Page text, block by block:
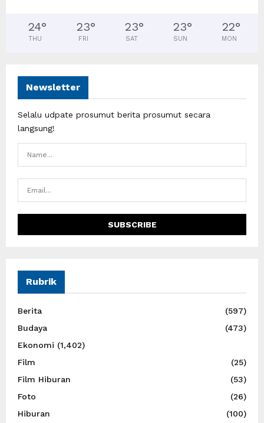
24°
THU
23°
FRI
23°
SAT
23°
SUN
22°
MON
Newsletter
Selalu udpate prosumut berita prosumut secara
langsung!
Rubrik
Berita
(597)
Budaya
(473)
Ekonomi (1,402)
Film
(25)
Film Hiburan
(53)
Foto
(26)
Hiburan
(100)